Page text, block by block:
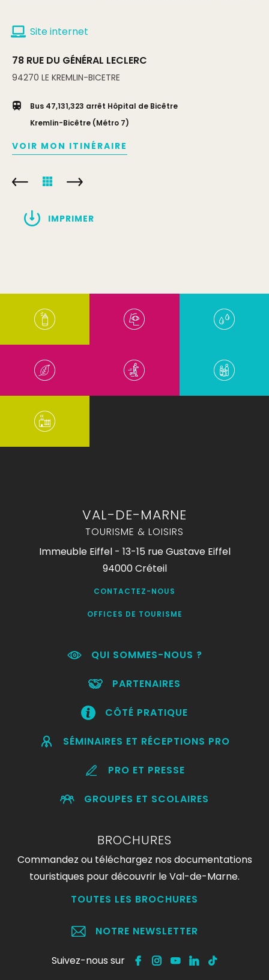
Site internet
78 RUE DU GÉNÉRAL LECLERC
94270 LE KREMLIN-BICETRE
Bus 47,131,323 arrêt Hôpital de Bicêtre
Kremlin-Bicêtre (Métro 7)
VOIR MON ITINÉRAIRE
IMPRIMER
VAL-DE-MARNE
TOURISME & LOISIRS
Immeuble Eiffel - 13-15 rue Gustave Eiffel
94000 Créteil
CONTACTEZ-NOUS
OFFICES DE TOURISME
QUI SOMMES-NOUS ?
PARTENAIRES
CÔTÉ PRATIQUE
SÉMINAIRES ET RÉCEPTIONS PRO
PRO ET PRESSE
GROUPES ET SCOLAIRES
BROCHURES
Commandez ou téléchargez nos documentations
touristiques pour découvrir le Val-de-Marne.
TOUTES LES BROCHURES
NOTRE NEWSLETTER
Suivez-nous sur